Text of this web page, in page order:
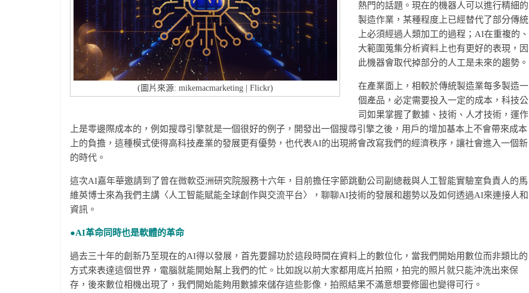
(圖片來源: mikemacmarketing | Flickr)
熱門的話題。現在的機器人可以進行精細的
製造作業，某種程度上已經替代了部分傳統
上必須經過人類加工的過程；AI在重複的、
大範圍蒐集分析資料上也有更好的表現，因
此機器會取代掉部分的人工是未來的趨勢。
在產業面上，相較於傳統製造業每多製造一
個產品，必定需要投入一定的成本，科技公
司如果掌握了數據、技術、人才技術，運作
上是零邊際成本的，例如搜尋引擎就是一個很好的例子，開發出一個搜尋引擎之後，用戶的增加基本上不會帶來成本
上的負擔，這種模式使得高科技產業的發展更有優勢，也代表AI的出現將會改寫我們的經濟秩序，讓社會進入一個新
的時代。
這次AI嘉年華邀請到了曾在微軟亞洲研究院服務十六年，目前擔任字節跳動公司副總裁與人工智能實驗室負責人的馬
維英博士來為我們主講〈人工智能賦能全球創作與交流平台〉，聊聊AI技術的發展和趨勢以及如何透過AI來連接人和
資訊。
●AI革命同時也是軟體的革命
過去三十年的創新乃至現在的AI得以發展，首先要歸功於這段時間在資料上的數位化，當我們開始用數位而非類比的
方式來表達這個世界，電腦就能開始幫上我們的忙。比如說以前大家都用底片拍照，拍完的照片就只能沖洗出來保
存，後來數位相機出現了，我們開始能夠用數據來儲存這些影像，拍照結果不滿意想要修圖也變得可行。